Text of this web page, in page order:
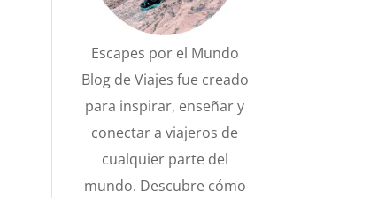
Escapes por el Mundo
Blog de Viajes fue creado
para inspirar, enseñar y
conectar a viajeros de
cualquier parte del
mundo. Descubre cómo